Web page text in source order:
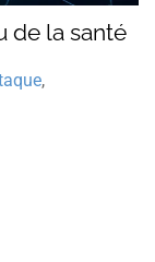
de la santé
,